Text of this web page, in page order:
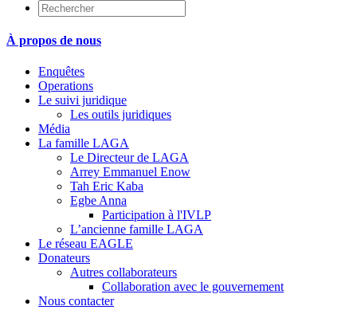
À propos de nous
Enquêtes
Operations
Le suivi juridique
Les outils juridiques
Média
La famille LAGA
Le Directeur de LAGA
Arrey Emmanuel Enow
Tah Eric Kaba
Egbe Anna
Participation à l'IVLP
L’ancienne famille LAGA
Le réseau EAGLE
Donateurs
Autres collaborateurs
Collaboration avec le gouvernement
Nous contacter